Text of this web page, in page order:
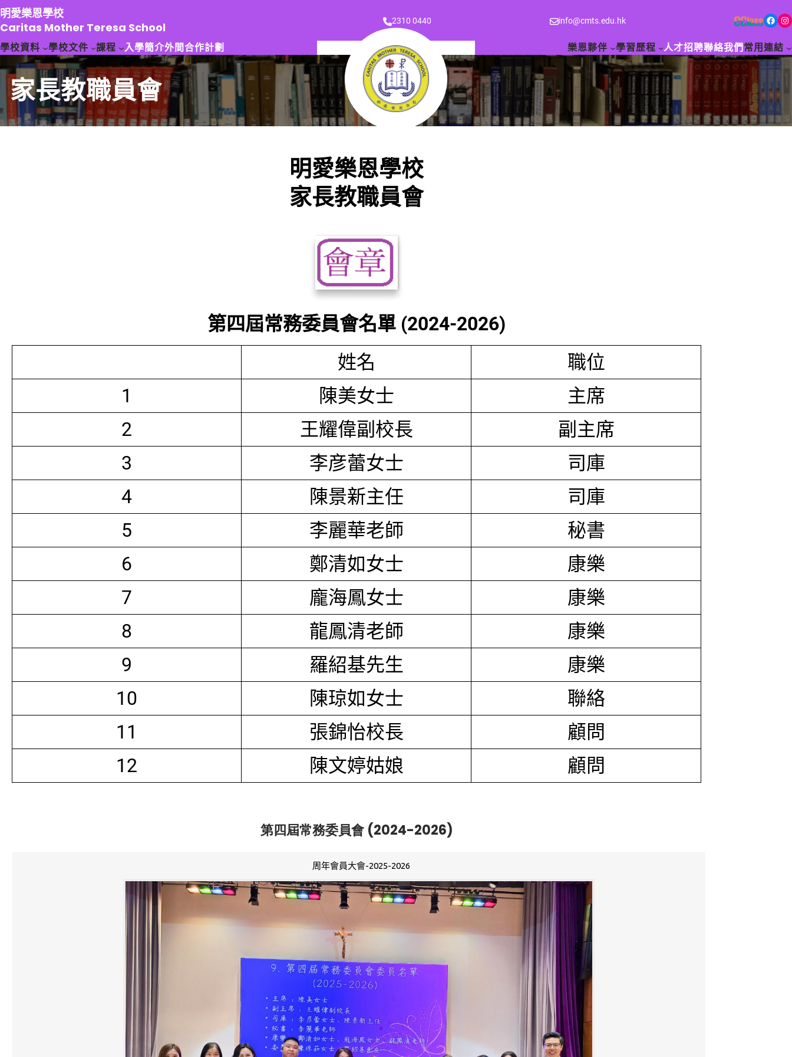
跳
至
主
要
容
明愛樂恩學校
Caritas Mother Teresa School
2310 0440 info@cmts.edu.hk Facebook Instagram
學校資料 學校文件 課程 入學簡介外間合作計劃 樂恩夥伴 學習歷程 人才招聘聯絡我們 常用連結
家長教職員會
明愛樂恩學校
家長教職員會
第四屆常務委員會名單 (2024-2026)
姓名
職位
1
陳美女士
主席
2
王耀偉副校長
副主席
3
李彦蕾女士
司庫
4
陳景新主任
司庫
5
李麗華老師
秘書
6
鄭清如女士
康樂
7
龐海鳳女士
康樂
8
龍鳳清老師
康樂
9
羅紹基先生
康樂
10
陳琼如女士
聯絡
11
張錦怡校長
顧問
12
陳文婷姑娘 顧問
第四屆常務委員會 (2024-2026)
周年會員大會-2025-2026